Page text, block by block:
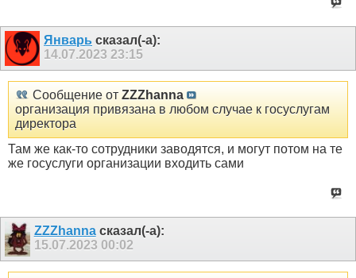
Январь сказал(-а):
14.07.2023 23:15
Сообщение от ZZZhanna
организация привязана в любом случае к госуслугам
директора
Там же как-то сотрудники заводятся, и могут потом на те
же госуслуги организации входить сами
ZZZhannaсказал(-а):
15.07.2023 00:02